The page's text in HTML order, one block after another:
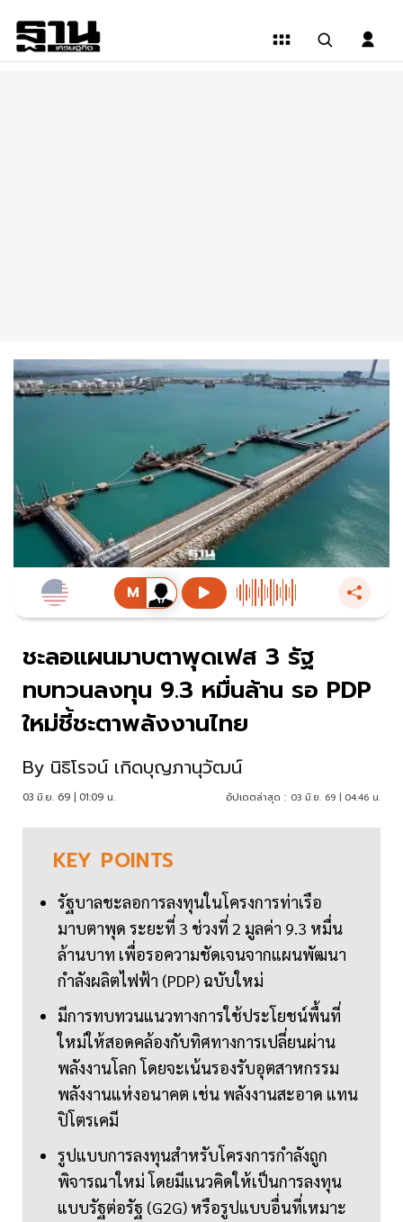
ชะลอแผนมาบตาพุดเฟส 3 รัฐ
ทบทวนลงทุน 9.3 หมื่นล้าน รอ PDP
ใหม่ชี้ชะตาพลังงานไทย
By นิธิโรจน์ เกิดบุญภานุวัฒน์
03 มิ.ย. 69 | 01:09 น. อัปเดตล่าสุด : 03 มิ.ย. 69 | 04:46 น.
KEY POINTS
รัฐบาลชะลอการลงทุนในโครงการท่าเรือ
มาบตาพุด ระยะที่ 3 ช่วงที่ 2 มูลค่า 9.3 หมื่น
ล้านบาท เพื่อรอความชัดเจนจากแผนพัฒนา
กำลังผลิตไฟฟ้า (PDP) ฉบับใหม่
มีการทบทวนแนวทางการใช้ประโยชน์พื้นที่
ใหม่ให้สอดคล้องกับทิศทางการเปลี่ยนผ่าน
พลังงานโลก โดยจะเน้นรองรับอุตสาหกรรม
พลังงานแห่งอนาคต เช่น พลังงานสะอาด แทน
ปิโตรเคมี
รูปแบบการลงทุนสำหรับโครงการกำลังถูก
พิจารณาใหม่ โดยมีแนวคิดให้เป็นการลงทุน
แบบรัฐต่อรัฐ (G2G) หรือรูปแบบอื่นที่เหมาะ